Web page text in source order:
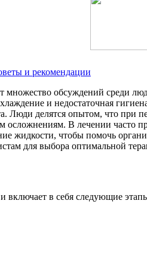
и рекомендации
множество обсуждений среди
и недостаточная
делятся опытом, что при
осложнениям. В лечении часто
жидкости, чтобы помочь
для выбора оптимальной
включает в себя следующие